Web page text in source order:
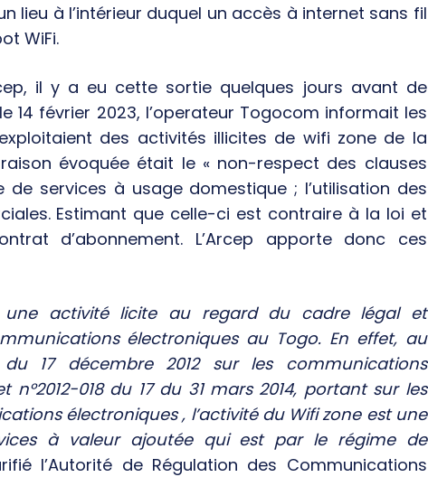
lieu à l’intérieur duquel un accès à internet sans fil
WiFi.
il y a eu cette sortie quelques jours avant de
14 février 2023, l’operateur Togocom informait les
des activités illicites de wifi zone de la
évoquée était le « non-respect des clauses
services à usage domestique ; l’utilisation des
Estimant que celle-ci est contraire à la loi et
d’abonnement. L’Arcep apporte donc ces
une activité licite au regard du cadre légal et
électroniques au Togo. En effet, au
17 décembre 2012 sur les communications
018 du 17 du 31 mars 2014, portant sur les
électroniques , l’activité du Wifi zone est une
à valeur ajoutée qui est par le régime de
l’Autorité de Régulation des Communications